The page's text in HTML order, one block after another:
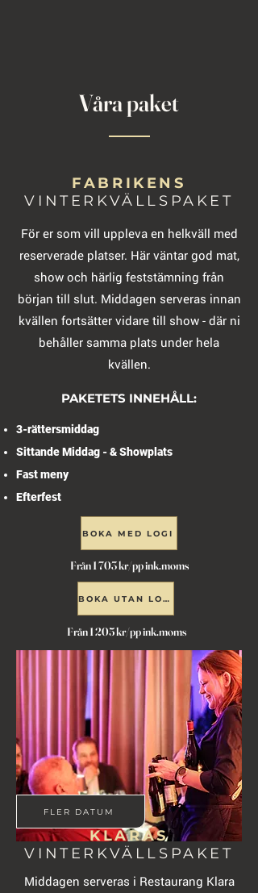
Våra paket
FABRIKENS
VINTERKVÄLLSPAKET
För er som vill uppleva en helkväll med
reserverade platser. Här väntar god mat,
show och härlig feststämning från
början till slut. Middagen serveras innan
kvällen fortsätter vidare till show - där ni
behåller samma plats under hela
kvällen.
PAKETETS INNEHÅLL:
3-rättersmiddag
Sittande Middag - & Showplats
Fast meny
Efterfest
BOKA MED LOGI
Från 1 703 kr/pp ink.moms
BOKA UTAN LOGI
Från 1 205 kr/pp ink.moms
FLER DATUM
KLARAS
VINTERKVÄLLSPAKET
Middagen serveras i Restaurang Klara